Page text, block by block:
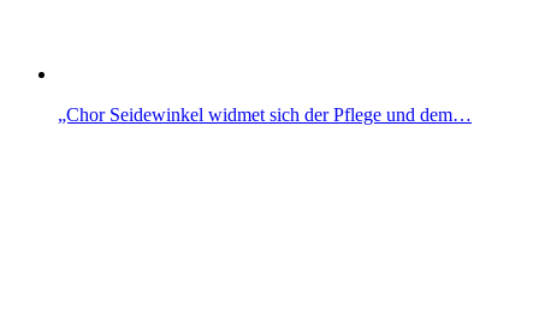
„Chor Seidewinkel widmet sich der Pflege und dem…